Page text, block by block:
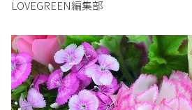
LOVEGREEN編集部